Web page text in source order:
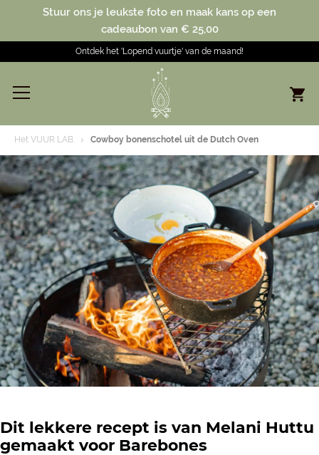
Stuur ons je leukste foto en maak kans op een
cadeaubon van € 25,00
Ontdek het 'Lopend vuurtje' van de maand!
Het VUUR LAB. Cowboy bonenschotel uit de Dutch Oven
Dit lekkere recept is van Melani Huttu
gemaakt voor Barebones